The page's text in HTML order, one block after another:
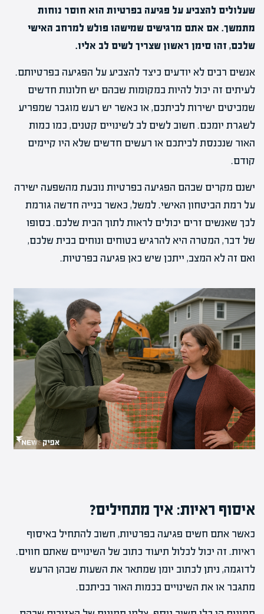
שעלולים להצביע על פגיעה בפרטיות הוא חוסר נוחות
מתמשך. אם אתם מרגישים שמישהו פולש למרחב האישי
שלכם, זהו סימן ראשון שצריך לשים לב אליו.
אנשים רבים לא יודעים כיצד להצביע על הפגיעה בפרטיותם.
לעיתים זה יכול להיות במקומות שבהם יש חלונות חדשים
שמביטים ישירות לביתכם, או כאשר יש רעש מוגבר שמפריע
לשגרת יומכם. חשוב לשים לב לשינויים קטנים, כמו כמות
האור שנכנסת לביתכם או רעשים חדשים שלא היו קיימים
קודם.
ישנם מקרים שבהם הפגיעה בפרטיות נובעת מהשפעה ישירה
על רמת הביטחון האישי. למשל, כאשר בנייה חדשה גורמת
לכך שאנשים זרים יכולים לראות לתוך הבית שלכם. בסופו
של דבר, המטרה היא להרגיש בטוחים ונוחים בבית שלכם,
ואם זה לא המצב, ייתכן שיש כאן פגיעה בפרטיות.
איסוף ראיות: איך מתחילים?
כאשר אתם חשים פגיעה בפרטיות, חשוב להתחיל באיסוף
ראיות. זה יכול לכלול תיעוד כתוב של השינויים שאתם חווים.
לדוגמה, ניתן לכתוב יומן שמתאר את השעות שבהן הרעש
מתגבר או את השינויים בכמות האור בביתכם.